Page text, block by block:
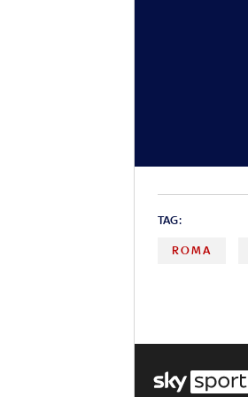
TAG:
ROMA